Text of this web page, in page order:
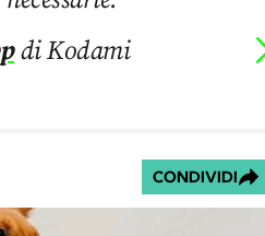
di Kodami
CONDIVIDI